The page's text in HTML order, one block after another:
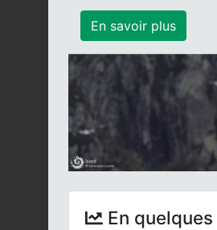
En savoir plus
En